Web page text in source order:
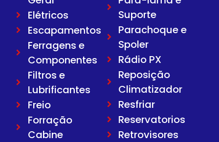
Elétricos
Escapamentos
Ferragens e
Componentes
Filtros e
Lubrificantes
Freio
Forração
Cabine
Suporte
Parachoque e
Spoler
Rádio PX
Reposição
Climatizador
Resfriar
Reservatorios
Retrovisores